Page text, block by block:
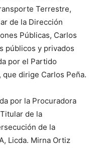
Terrestre,
de la Dirección
Públicas, Carlos
públicos y privados
por el Partido
dirige Carlos Peña.
por la Procuradora
de la
de la
Licda. Mirna Ortiz